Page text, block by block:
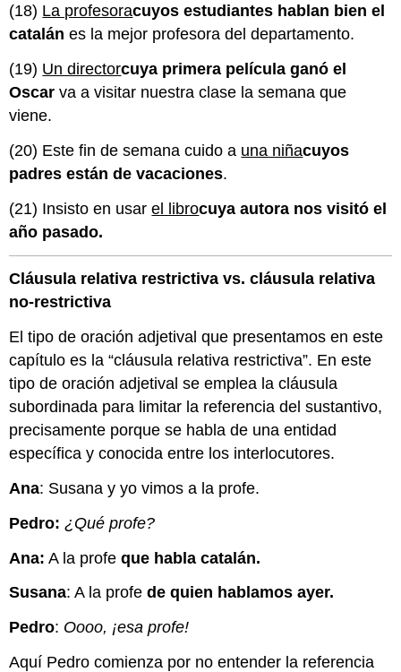
(18) La profesoracuyos estudiantes hablan bien el
catalán es la mejor profesora del departamento.
(19) Un directorcuya primera película ganó el
Oscar va a visitar nuestra clase la semana que
viene.
(20) Este fin de semana cuido a una niñacuyos
padres están de vacaciones.
(21) Insisto en usarel librocuya autora nos visitó el
año pasado.
Cláusula relativa restrictiva vs. cláusula relativa
no-restrictiva
El tipo de oración adjetival que presentamos en este
capítulo es la “cláusula relativa restrictiva”. En este
tipo de oración adjetival se emplea la cláusula
subordinada para limitar la referencia del sustantivo,
precisamente porque se habla de una entidad
específica y conocida entre los interlocutores.
Ana: Susana y yo vimos a la profe.
Pedro: ¿Qué profe?
Ana: A la profeque habla catalán.
Susana: A la profede quien hablamos ayer.
Pedro: Oooo, ¡esa profe!
Aquí Pedro comienza por no entender la referencia